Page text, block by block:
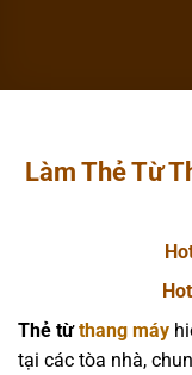
Làm Thẻ Từ
Thẻ từthang máy
tại các tòa nhà,